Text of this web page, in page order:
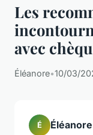
Les
avec
Éléanore•10/03/
É Éléanore